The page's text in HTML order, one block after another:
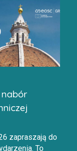
nabór
zapraszają do
To